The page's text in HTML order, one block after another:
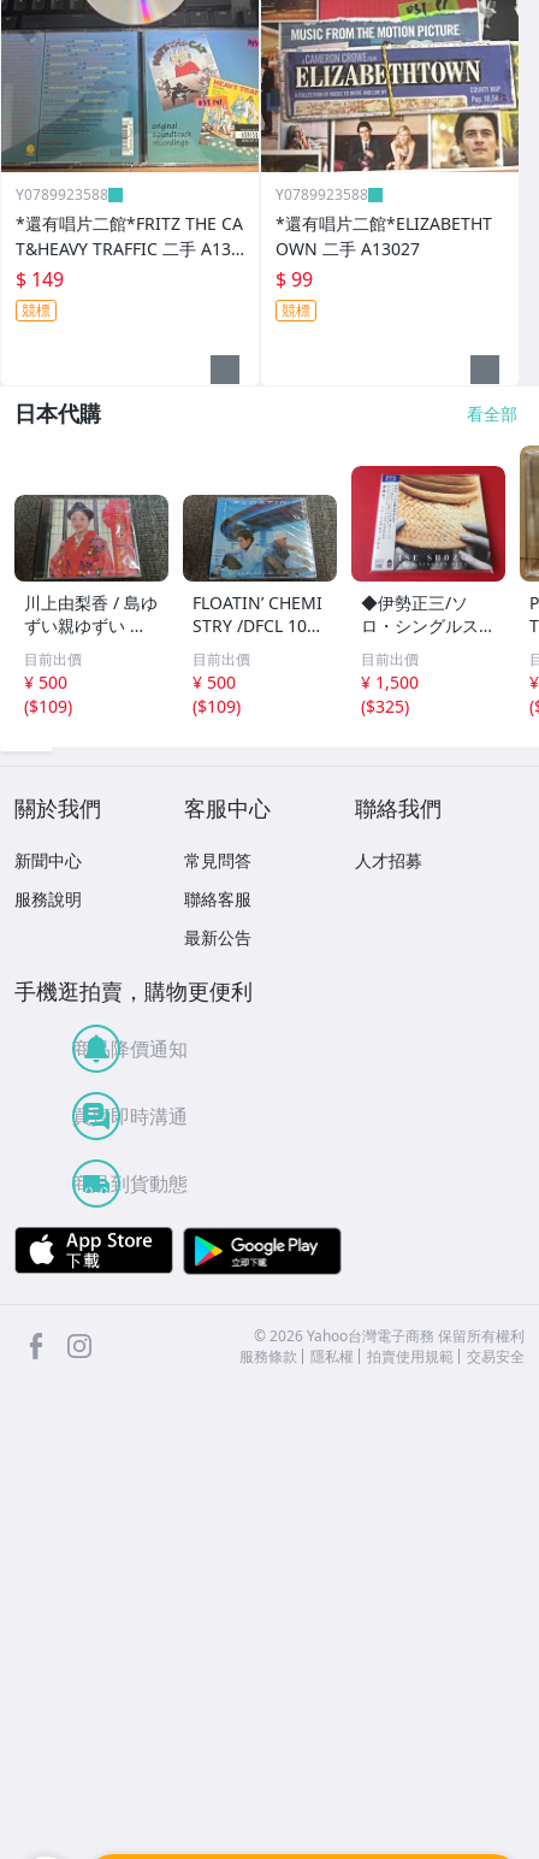
Y0789923588
*還有唱片二館*FRITZ THE CA
T&HEAVY TRAFFIC 二手 A130
28
$ 149
競標
Y0789923588
*還有唱片二館*ELIZABETHT
OWN 二手 A13027
$ 99
競標
日本代購 看全部
川上由梨香 / 島ゆ
ずい親ゆずい 民
謡 CD /1A204
目前出價
¥ 500
($109)
FLOATIN’ CHEMI
STRY /DFCL 107
3/CD/1A203
目前出價
¥ 500
($109)
◆伊勢正三/ソ
ロ・シングルス・
プラス【Blu-spe
c CD】紙ジャケ
ット仕様 帯付/FL
CF-5023 ＃Q08
目前出價
¥ 1,500
($325)
(
關於我們
新聞中心
服務說明
客服中心
常見問答
聯絡客服
最新公告
聯絡我們
人才招募
手機逛拍賣，購物更便利
商品降價通知
買賣即時溝通
商品到貨動態
APP Store
facebook ©2026 Yahoo台灣電子商務 保留所有權利
服務條款
隱私權 拍賣使用規範 交易安全